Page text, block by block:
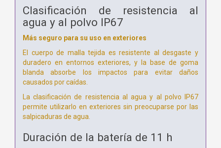
Clasificación de resistencia al
agua y al polvo IP67
Más seguro para su uso en exteriores
El cuerpo de malla tejida es resistente al desgaste y
duradero en entornos exteriores, y la base de goma
blanda absorbe los impactos para evitar daños
causados por caídas.
La clasificación de resistencia al agua y al polvo IP67
permite utilizarlo en exteriores sin preocuparse por las
salpicaduras de agua.
Duración de la batería de 11 h